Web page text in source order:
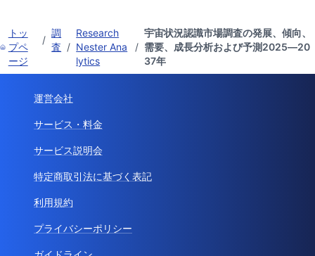
トッ
プペ
ージ
/
調
査 /
Research
Nester Ana
lytics
/
宇宙状況認識市場調査の発展、傾向、
需要、成長分析および予測2025―20
37年
運営会社
サービス・料金
サービス説明会
特定商取引法に基づく表記
利用規約
プライバシーポリシー